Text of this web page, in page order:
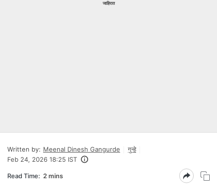
जाहिरात
Written by: Meenal Dinesh Gangurde
गुन्हे
Feb 24, 2026 18:25 IST
Read Time: 2 mins